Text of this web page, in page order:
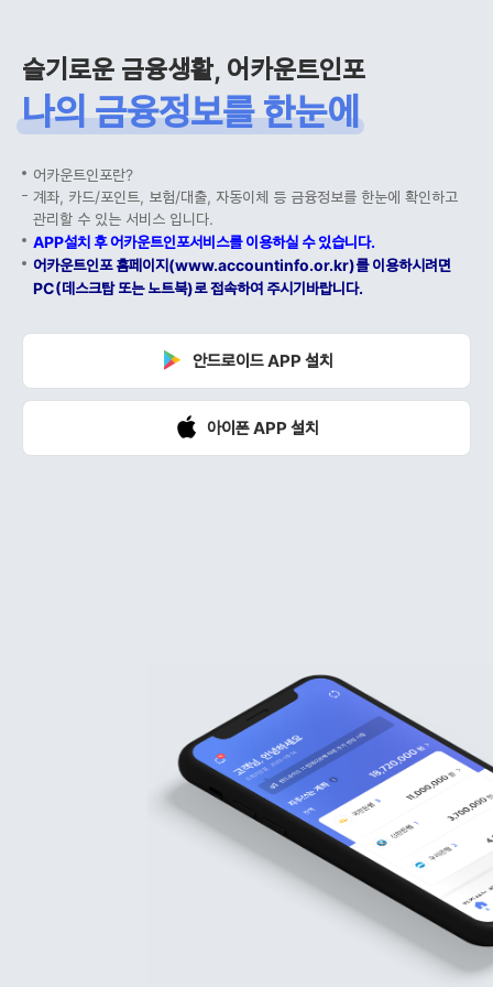
슬기로운 금융생활, 어카운트인포
나의 금융정보를 한눈에
어카운트인포란?
계좌, 카드/포인트, 보험/대출, 자동이체 등 금융정보를 한눈에 확인하고
관리할 수 있는 서비스 입니다.
APP설치 후 어카운트인포서비스를 이용하실 수 있습니다.
어카운트인포 홈페이지(www.accountinfo.or.kr)를 이용하시려면
PC(데스크탑 또는 노트북)로 접속하여 주시기바랍니다.
안드로이드 APP 설치
아이폰 APP 설치